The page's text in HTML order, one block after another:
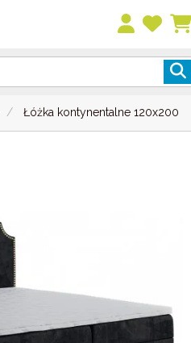
Łóżka kontynentalne 120x200